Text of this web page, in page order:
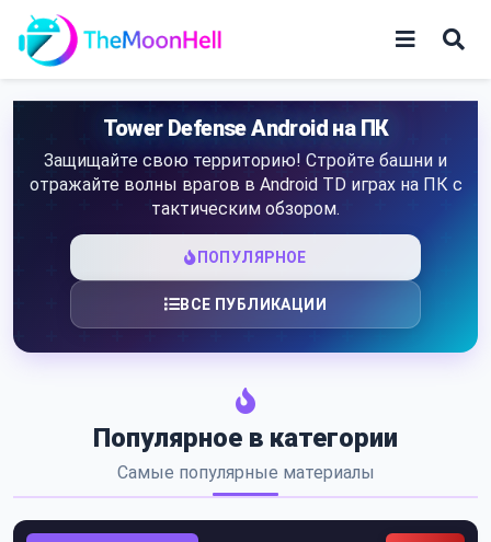
Skip
content
Игры
Приложения
Tower Defense Android на ПК
Защищайте свою территорию! Стройте башни и
отражайте волны врагов в Android TD играх на ПК с
тактическим обзором.
ПОПУЛЯРНОЕ
ВСЕ ПУБЛИКАЦИИ
Популярное в категории
Самые популярные материалы